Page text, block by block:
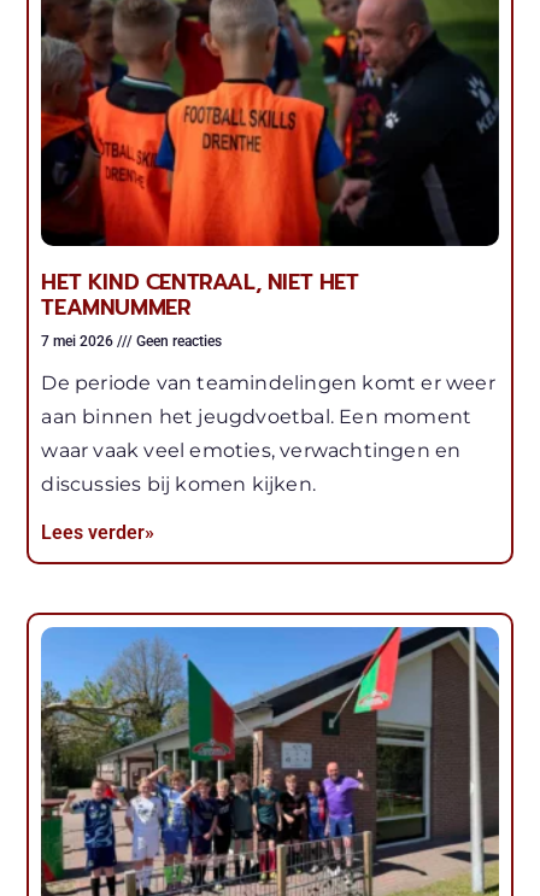
HET KIND CENTRAAL, NIET HET
TEAMNUMMER
7 mei 2026 Geen reacties
De periode van teamindelingen komt er weer
aan binnen het jeugdvoetbal. Een moment
waar vaak veel emoties, verwachtingen en
discussies bij komen kijken.
Lees verder»